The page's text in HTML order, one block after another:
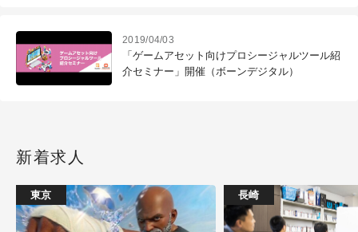
2019/04/03
「ゲームアセット向けプロシージャルツール紹
介セミナー」開催（ボーンデジタル）
新着求人
東京 長崎